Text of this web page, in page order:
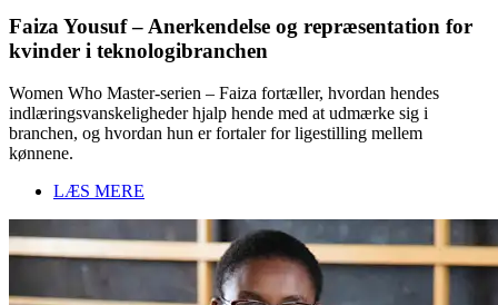
Faiza Yousuf – Anerkendelse og repræsentation for
kvinder i teknologibranchen
Women Who Master-serien – Faiza fortæller, hvordan hendes
indlæringsvanskeligheder hjalp hende med at udmærke sig i
branchen, og hvordan hun er fortaler for ligestilling mellem
kønnene.
LÆS MERE